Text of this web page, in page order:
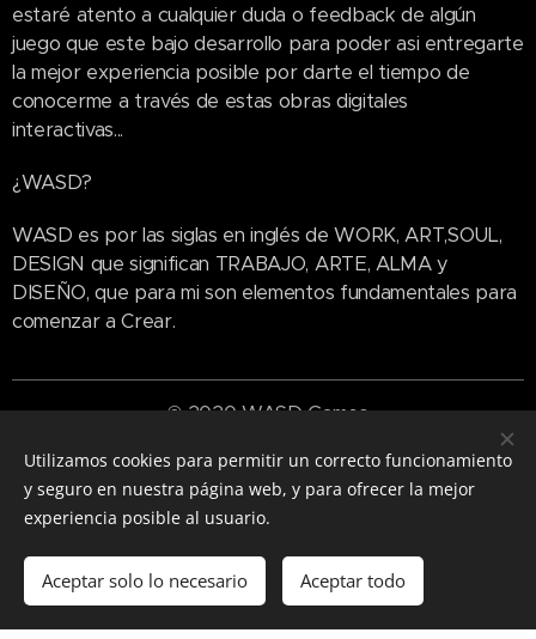
estaré atento a cualquier duda o feedback de algún
juego que este bajo desarrollo para poder asi entregarte
la mejor experiencia posible por darte el tiempo de
conocerme a través de estas obras digitales
interactivas...
¿WASD?
WASD es por las siglas en inglés de WORK, ART,SOUL,
DESIGN que significan TRABAJO, ARTE, ALMA y
DISEÑO, que para mi son elementos fundamentales para
comenzar a Crear.
© 2020 WASD Games
Webnode
¡Crea tu página web gratis! Comenzar
Utilizamos cookies para permitir un correcto funcionamiento
y seguro en nuestra página web, y para ofrecer la mejor
experiencia posible al usuario.
Aceptar solo lo necesario Aceptar todo